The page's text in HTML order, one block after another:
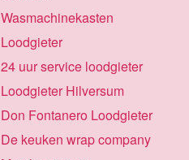
Wasmachinekasten
Loodgieter
24 uur service loodgieter
Loodgieter Hilversum
Don Fontanero Loodgieter
De keuken wrap company